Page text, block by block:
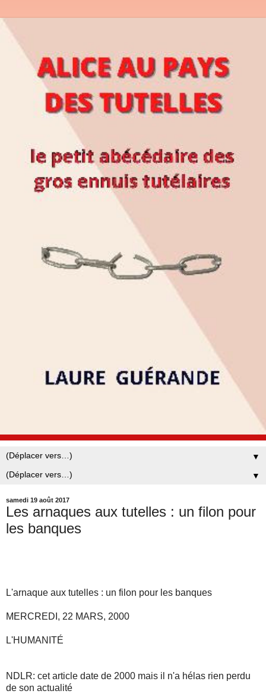
▼
▼
samedi 19 août 2017
Les arnaques aux tutelles : un filon pour
les banques
L'arnaque aux tutelles : un filon pour les banques
MERCREDI, 22 MARS, 2000
L'HUMANITÉ
NDLR: cet article date de 2000 mais il n'a hélas rien perdu
de son actualité